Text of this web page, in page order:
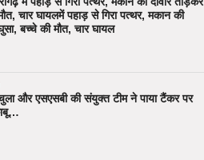
चार घायलमें पहाड़ से गिरा पत्थर, मकान की
बच्चे की मौत, चार घायल
और एसएसबी की संयुक्त टीम ने पाया टैंकर पर